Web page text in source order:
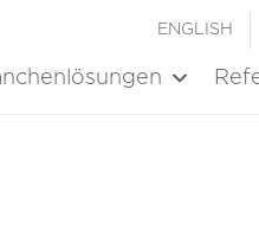
ENGLISH